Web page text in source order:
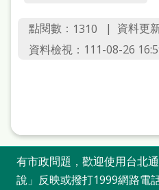
兒
童
點閱數： 1310 資料更
資料檢視： 111-08-26
有市政問題，歡迎使用台北
說」反映或撥打1999網路電話